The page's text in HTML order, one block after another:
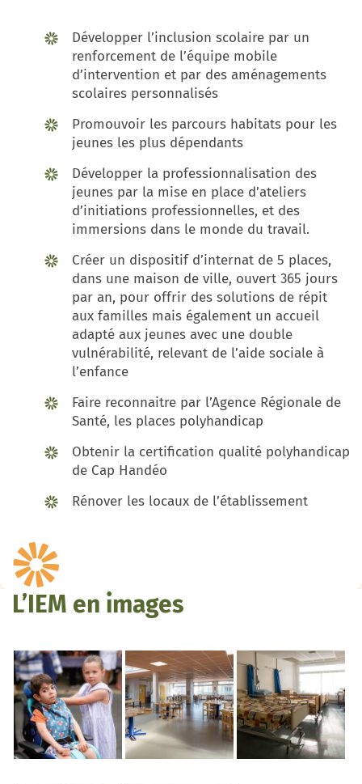
Développer l’inclusion scolaire par un
renforcement de l’équipe mobile
d’intervention et par des aménagements
scolaires personnalisés
Promouvoir les parcours habitats pour les
jeunes les plus dépendants
Développer la professionnalisation des
jeunes par la mise en place d’ateliers
d’initiations professionnelles, et des
immersions dans le monde du travail.
Créer un dispositif d’internat de 5 places,
dans une maison de ville, ouvert 365 jours
par an, pour offrir des solutions de répit
aux familles mais également un accueil
adapté aux jeunes avec une double
vulnérabilité, relevant de l’aide sociale à
l’enfance
Faire reconnaitre par l’Agence Régionale de
Santé, les places polyhandicap
Obtenir la certification qualité polyhandicap
de Cap Handéo
Rénover les locaux de l’établissement
L’IEM en images